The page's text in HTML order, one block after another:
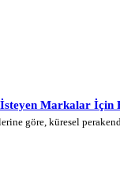
Markalar İçin
göre, küresel